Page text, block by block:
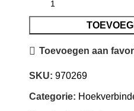
Toevoegen aan
SKU:970269
Categorie: